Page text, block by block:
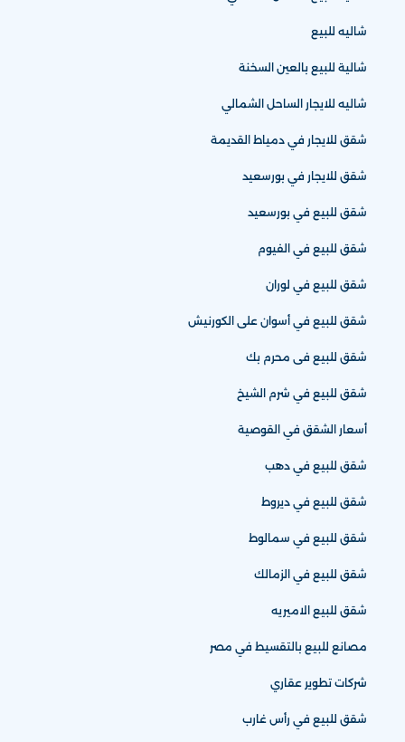
شاليه للبيع
شالية للبيع بالعين السخنة
شاليه للايجار الساحل الشمالي
شقق للايجار في دمياط القديمة
شقق للايجار في بورسعيد
شقق للبيع في بورسعيد
شقق للبيع في الفيوم
شقق للبيع في لوران
شقق للبيع في أسوان على الكورنيش
شقق للبيع فى محرم بك
شقق للبيع في شرم الشيخ
أسعار الشقق في القوصية
شقق للبيع في دهب
شقق للبيع في ديروط
شقق للبيع في سمالوط
شقق للبيع في الزمالك
شقق للبيع الاميريه
مصانع للبيع بالتقسيط في مصر
شركات تطوير عقاري
شقق للبيع في رأس غارب